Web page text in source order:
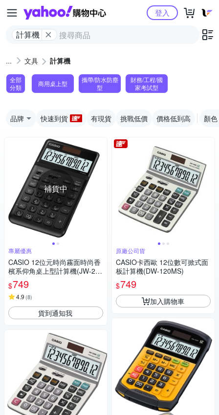
Yahoo購物中心
計算機
登入
文具 計算機
全部
分類
商用桌上型
攜帶/防水防塵
型
財務/工程/國
家考試型
品牌 快速到貨 有現貨 挑戰低價 價格低到高 顏色
補貨中
專屬優惠
CASIO 12位元時尚霧面時尚香
檳系仰角桌上型計算機(JW-200
SC系列)-共7色
$749
4.9 (8)
貨到通知我
原廠公司貨
CASIO卡西歐 12位數可掀式面
板計算機(DW-120MS)
$749
加入購物車